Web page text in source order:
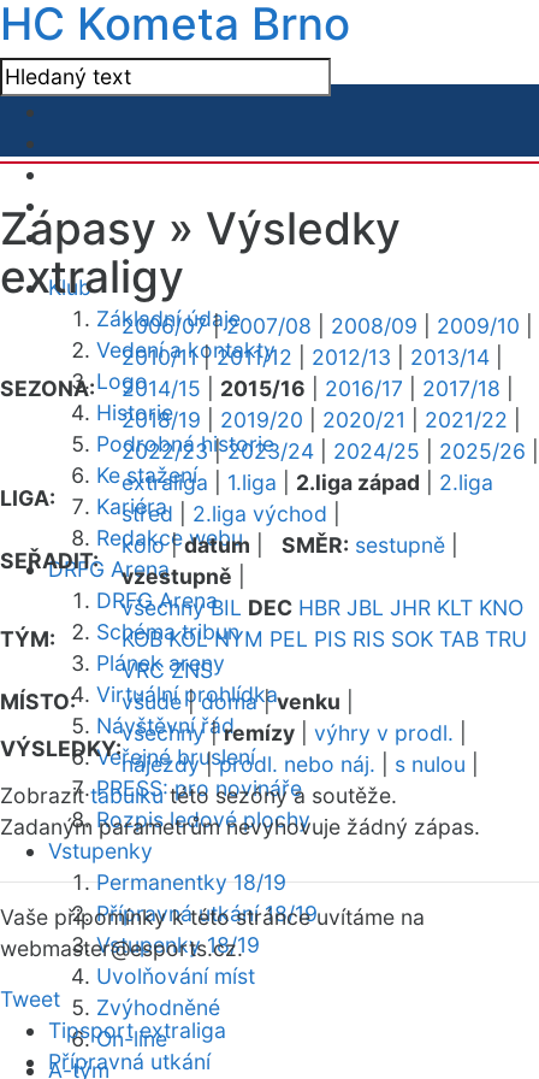
HC Kometa Brno
Klub
Základní údaje
Vedení a kontakty
Logo
Historie
Podrobná historie
Ke stažení
Kariéra
Redakce webu
DRFG Arena
DRFG Arena
Schéma tribun
Plánek areny
Virtuální prohlídka
Návštěvní řád
Veřejné bruslení
PRESS: pro novináře
Rozpis ledové plochy
Vstupenky
Permanentky 18/19
Přípravná utkání 18/19
Vstupenky 18/19
Uvolňování míst
Zvýhodněné
On-line
A-tým
Zápasy » Výsledky
extraligy
SEZONA:
2006/07|2007/08 2008/09 2009/10
2010/11|2011/12 2012/13 2013/14
2014/15
2015/16 2016/17 2017/18
2018/19
2019/20 2020/21 2021/22
2022/23|2023/24 2024/25 2025/26
LIGA:
extraliga 1.liga 2.liga západ
2.liga
střed
2.liga východ
SEŘADIT:
kolo|datum SMĚR: sestupně
vzestupně
TÝM:
všechny BIL DEC HBR JBL JHR KLT KNO
KOB KOL NYM PEL PIS RIS SOK TAB TRU
VRC ZNS
MÍSTO:
všude|doma|venku
VÝSLEDKY:
všechny|remízy výhry v prodl.
nájezdy|prodl. nebo náj. s nulou
Zobrazittabulkutéto sezóny a soutěže.
Zadaným parametrům nevyhovuje žádný zápas.
Vaše připomínky k této stránce uvítáme na
webmaster@esports.cz.
Tweet
Tipsport extraliga
Přípravná utkání